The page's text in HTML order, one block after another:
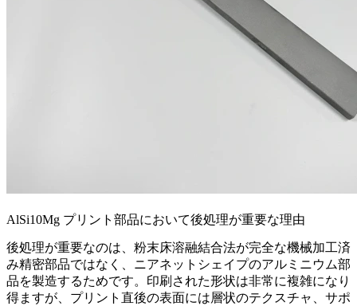
AlSi10Mg プリント部品において後処理が重要な理由
後処理が重要なのは、粉末床溶融結合法が完全な機械加工済
み精密部品ではなく、ニアネットシェイプのアルミニウム部
品を製造するためです。印刷された形状は非常に複雑になり
得ますが、プリント直後の表面には層状のテクスチャ、サポ